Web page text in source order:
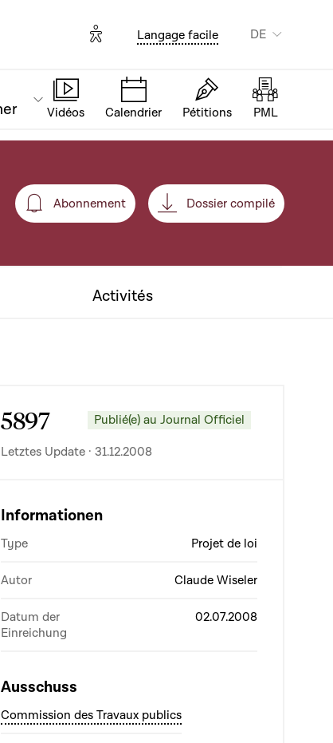
Options d'accessibilité
Langage facile DE
Vidéos Calendrier Pétitions PML
Abonnement
Abonnement Dossier compilé
Activités
5897 Publié(e) au Journal Officiel
Letztes Update · 31.12.2008
Informationen
Type Projet de loi
Autor Claude Wiseler
Datum der
Einreichung
02.07.2008
Ausschuss
Commission des Travaux publics